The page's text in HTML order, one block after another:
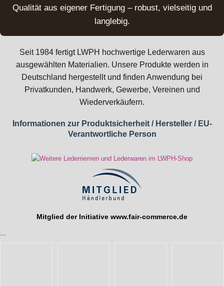
Qualität aus eigener Fertigung – robust, vielseitig und
langlebig.
Seit 1984 fertigt LWPH hochwertige Lederwaren aus
ausgewählten Materialien. Unsere Produkte werden in
Deutschland hergestellt und finden Anwendung bei
Privatkunden, Handwerk, Gewerbe, Vereinen und
Wiederverkäufern.
Informationen zur Produktsicherheit / Hersteller / EU-
Verantwortliche Person
Mitglied der Initiative www.fair-commerce.de
```